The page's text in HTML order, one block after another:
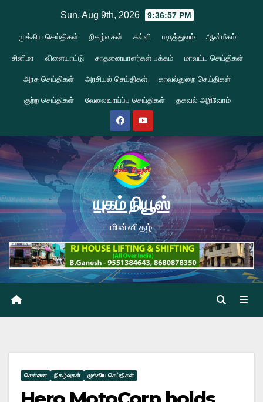
content
Sun. Aug 9th, 2026 9:36:58 PM
முக்கிய செய்திகள் நிகழ்வுகள் கல்வி மருத்துவம் ஆன்மீகம்
சினிமா விளையாட்டு சாதனையாளர்கள் பக்கம் மாவட்ட செய்திகள்
அரசு செய்திகள் அரசியல் செய்திகள் காவல்துறை செய்திகள்
குற்ற செய்திகள் வேலைவாய்ப்பு செய்திகள் தகவல் அறிவோம்
யுகம் நியூஸ்
மின்னிதழ்
சென்னை நிகழ்வுகள் முக்கிய செய்திகள்